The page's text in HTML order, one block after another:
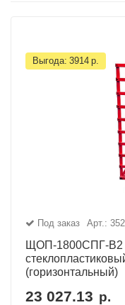
Выгода: 3914 р.
Под заказ Арт.:
ЩОП-1800СПГ-В2
(горизонтальный)
23 027.13 р.